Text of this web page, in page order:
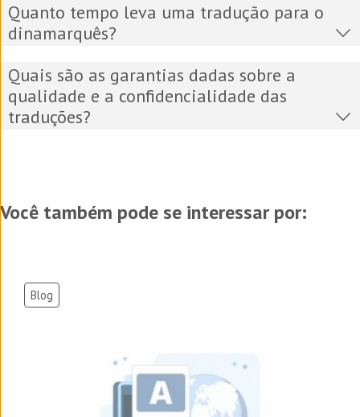
Quanto tempo leva uma tradução para o
dinamarquês?
Quais são as garantias dadas sobre a
qualidade e a confidencialidade das
traduções?
Você também pode se interessar por:
Blog